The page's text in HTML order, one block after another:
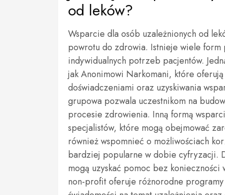
od leków?
Wsparcie dla osób uzależnionych od
powrotu do zdrowia. Istnieje wiele
indywidualnych potrzeb pacjentów.
jak Anonimowi Narkomani, które
doświadczeniami oraz uzyskiwania
grupowa pozwala uczestnikom na
procesie zdrowienia. Inną formą
specjalistów, które mogą obejmować
również wspomnieć o możliwościach
bardziej popularne w dobie cyfryzacji.
mogą uzyskać pomoc bez
non-profit oferuje różnorodne